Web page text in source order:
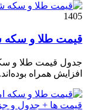
1405
قیمت طلا و سکه شنبه ۱۷ مرداد/
جدول قیمت طلا و
افزایش همراه بوده‌اند.